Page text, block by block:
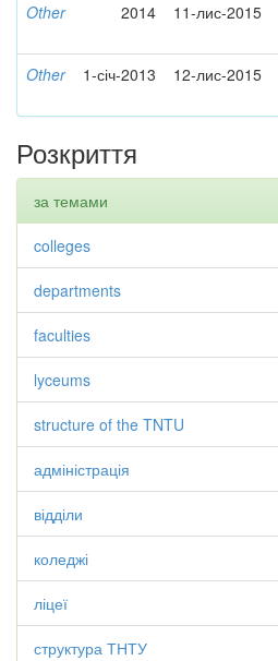
Other 2014 11-лис-2015
Other 1-січ-2013 12-лис-2015
Розкриття
за темами
colleges
departments
faculties
lyceums
structure of the TNTU
адміністрація
відділи
коледжі
ліцеї
структура ТНТУ